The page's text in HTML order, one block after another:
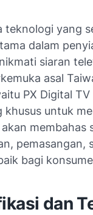
teknologi yang
dalam
siaran
asal
PX Digital
khusus untuk
membahas
pemasangan,
bagi
dan